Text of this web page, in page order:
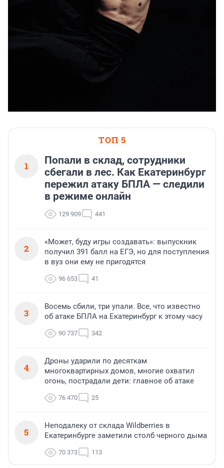
ТОП 5
1
Попали в склад, сотрудники
сбегали в лес. Как Екатеринбург
пережил атаку БПЛА — следили
в режиме онлайн
129 909 441
2
«Может, буду игры создавать»: выпускник
получил 391 балл на ЕГЭ, но для поступления
в вуз они ему не пригодятся
96 653 41
3
Восемь сбили, три упали. Все, что известно
об атаке БПЛА на Екатеринбург к этому часу
90 737 342
4
Дроны ударили по десяткам
многоквартирных домов, многие охватил
огонь, пострадали дети: главное об атаке
76 470 25
5
Неподалеку от склада Wildberries в
Екатеринбурге заметили столб черного дыма
70 373 113